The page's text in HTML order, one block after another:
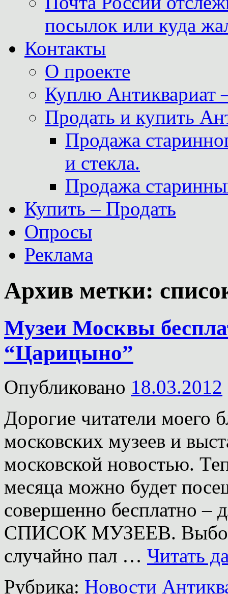
посылок или куда
Контакты
О проекте
Куплю Антиквариат
Продать и купить
Продажа
и стекла.
Продажа
Купить – Продать
Опросы
Реклама
Архив метки:
Музеи Москвы
“Царицыно”
Опубликовано 18.03.2012
Дорогие читатели моего
московских музеев и
московской новостью.
месяца можно будет
совершенно бесплатно –
СПИСОК МУЗЕЕВ. Выбор
случайно пал … Читать
Рубрика: Новости